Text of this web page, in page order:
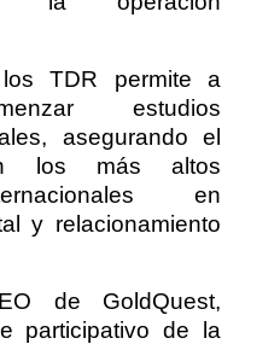
TDR permite a
estudios
asegurando el
los más altos
en
y relacionamiento
de GoldQuest,
participativo de la